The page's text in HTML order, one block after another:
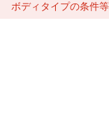
ボディタイプの条件